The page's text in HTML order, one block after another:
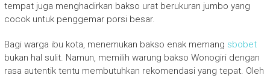
tempat juga menghadirkan bakso urat berukuran jumbo yang
cocok untuk penggemar porsi besar.
Bagi warga ibu kota, menemukan bakso enak memang sbobet
bukan hal sulit. Namun, memilih warung bakso Wonogiri dengan
rasa autentik tentu membutuhkan rekomendasi yang tepat. Oleh